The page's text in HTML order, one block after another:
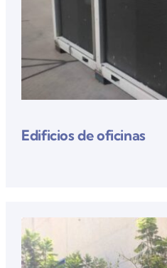
Edificios de oficinas